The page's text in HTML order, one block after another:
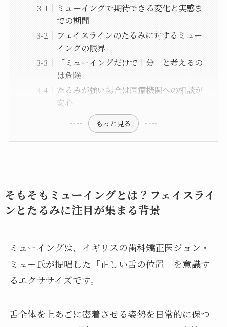
ミューイングで期待できる変化と実感ま
での期間
フェイスラインのたるみに対するミュー
イングの限界
「ミューイングだけで十分」と考えるの
は危険
たるみが強い場合は医療機関への相談が
安心
もっと見る
そもそもミューイングとは？フェイスライ
ンとたるみに注目が集まる背景
ミューイングは、イギリスの歯科矯正医ジョン・
ミュー氏が提唱した「正しい舌の位置」を意識す
るエクササイズです。
舌全体を上あごに密着させる姿勢を日常的に保つ